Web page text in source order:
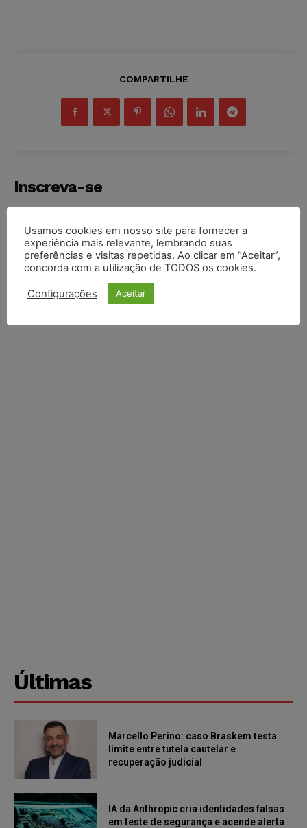
COMPARTILHE
Inscreva-se
INSCREVER
Li e aceito aPolítica de Privacidade
Últimas
Marcello Perino: caso Braskem testa
limite entre tutela cautelar e
recuperação judicial
IA da Anthropic cria identidades falsas
em teste de segurança e acende alerta
Usamos cookies em nosso site para fornecer a
experiência mais relevante, lembrando suas
preferências e visitas repetidas. Ao clicar em “Aceitar”,
concorda com a utilização de TODOS os cookies.
Configurações Aceitar